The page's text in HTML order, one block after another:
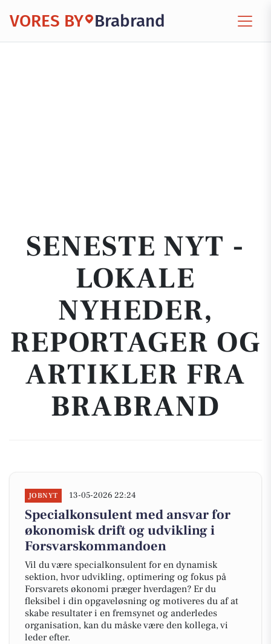
VORES BY Brabrand
SENESTE NYT -
LOKALE
NYHEDER,
REPORTAGER OG
ARTIKLER FRA
BRABRAND
JOBNYT 13-05-2026 22:24
Specialkonsulent med ansvar for
økonomisk drift og udvikling i
Forsvarskommandoen
Vil du være specialkonsulent for en dynamisk
sektion, hvor udvikling, optimering og fokus på
Forsvarets økonomi præger hverdagen? Er du
fleksibel i din opgaveløsning og motiveres du af at
skabe resultater i en fremsynet og anderledes
organisation, kan du måske være den kollega, vi
leder efter.